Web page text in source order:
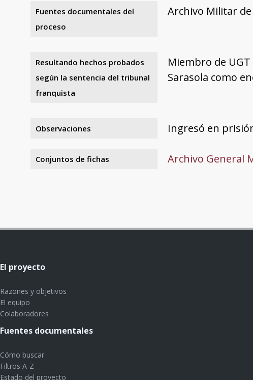
Fuentes documentales del
proceso
Archivo Militar de
Resultando hechos probados
según la sentencia del tribunal
franquista
Miembro de
Sarasola como
Observaciones Ingresó en
Conjuntos de fichas Archivo General
El proyecto
Razones y objetivos
El equipo
Colaboradores
Fuentes documentales
Cómo buscar
Filtros A-Z
Estado del proyecto